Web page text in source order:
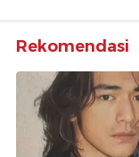
Rekomendasi